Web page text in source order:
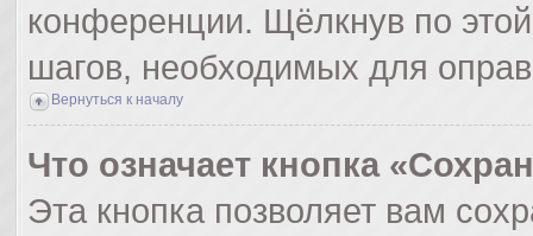
конференции. Щёлкнув по
шагов, необходимых для
Вернуться к началу
Что означает кнопка
Эта кнопка позволяет вам